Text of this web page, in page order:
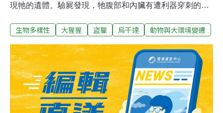
現牠的遺體。驗屍發現，牠腹部和內臟有遭利器穿刺的痕
吃，盜獵小動物的時候以為猩猩要攻擊，出於自衛以長茅
住處還發現多種野生動物的肉，被判處11年有期徒刑，成
為該國首例。大猩猩屬瀕危動物，剛果，烏干達和盧安達
保護區內僅剩約1000隻，去年光是大猩猩觀光收入就多達
2550萬美金。今年97%行程因疫情邊境封鎖而取消，多數
業者不堪負荷倒閉。
生物多樣性 大猩猩 盜獵 烏干達 動物與大環境變遷